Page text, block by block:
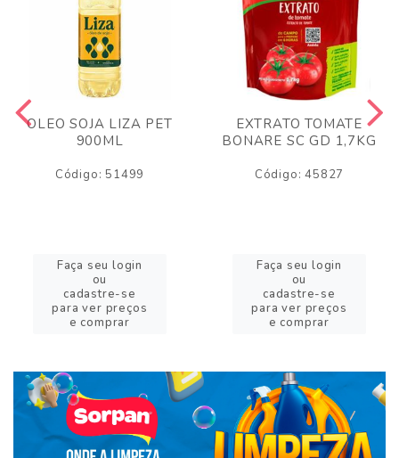
OLEO SOJA LIZA PET
900ML
Código: 51499
Faça seu login
ou
cadastre-se
para ver preços
e comprar
EXTRATO TOMATE
BONARE SC GD 1,7KG
Código: 45827
Faça seu login
ou
cadastre-se
para ver preços
e comprar